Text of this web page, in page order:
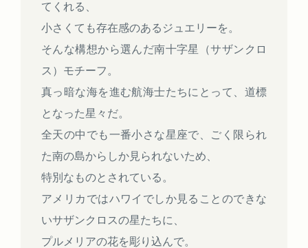
てくれる、
小さくても存在感のあるジュエリーを。
そんな構想から選んだ南十字星（サザンクロ
ス）モチーフ。
真っ暗な海を進む航海士たちにとって、道標
となった星々だ。
全天の中でも一番小さな星座で、ごく限られ
た南の島からしか見られないため、
特別なものとされている。
アメリカではハワイでしか見ることのできな
いサザンクロスの星たちに、
プルメリアの花を彫り込んで。